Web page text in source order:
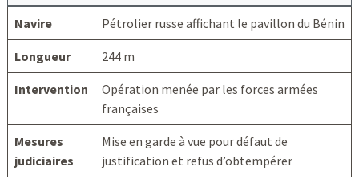
Navire Pétrolier russe affichant le pavillon du Bénin
Longueur 244 m
Intervention
Opération menée par les forces armées
françaises
Mesures
judiciaires
Mise en garde à vue pour défaut de
justification et refus d’obtempérer